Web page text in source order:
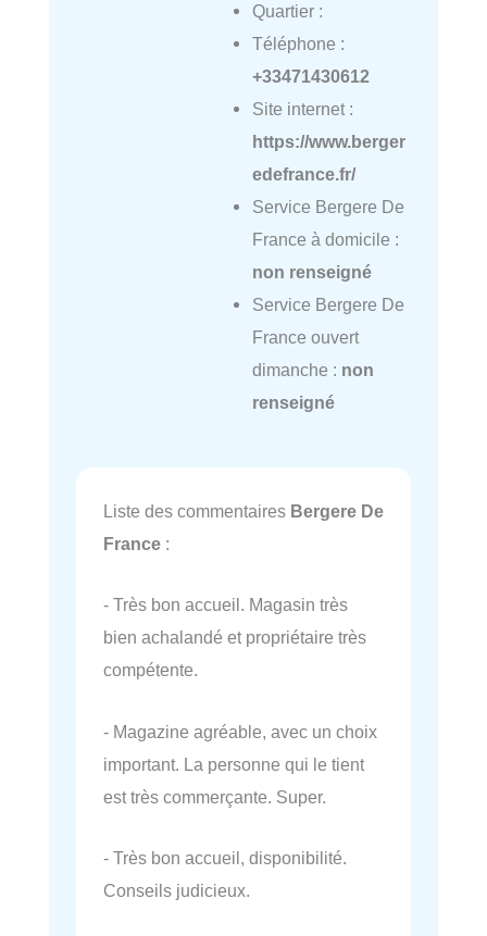
Quartier :
Téléphone :
+33471430612
Site internet :
https://www.berger
edefrance.fr/
Service Bergere De
France à domicile :
non renseigné
Service Bergere De
France ouvert
dimanche : non
renseigné
Liste des commentaires Bergere De
France :
- Très bon accueil. Magasin très
bien achalandé et propriétaire très
compétente.
- Magazine agréable, avec un choix
important. La personne qui le tient
est très commerçante. Super.
- Très bon accueil, disponibilité.
Conseils judicieux.